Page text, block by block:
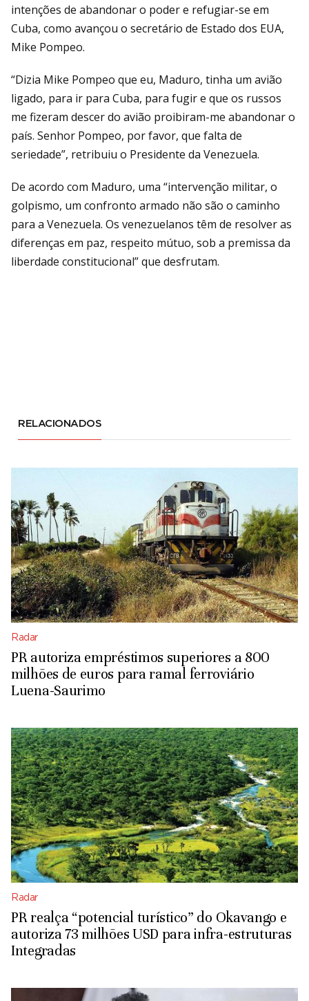
intenções de abandonar o poder e refugiar-se em
Cuba, como avançou o secretário de Estado dos EUA,
Mike Pompeo.
“Dizia Mike Pompeo que eu, Maduro, tinha um avião
ligado, para ir para Cuba, para fugir e que os russos
me fizeram descer do avião proibiram-me abandonar o
país. Senhor Pompeo, por favor, que falta de
seriedade”, retribuiu o Presidente da Venezuela.
De acordo com Maduro, uma “intervenção militar, o
golpismo, um confronto armado não são o caminho
para a Venezuela. Os venezuelanos têm de resolver as
diferenças em paz, respeito mútuo, sob a premissa da
liberdade constitucional” que desfrutam.
RELACIONADOS
Radar
PR autoriza empréstimos superiores a 800
milhões de euros para ramal ferroviário
Luena-Saurimo
Radar
PR realça “potencial turístico” do Okavango e
autoriza 73 milhões USD para infra-estruturas
Integradas